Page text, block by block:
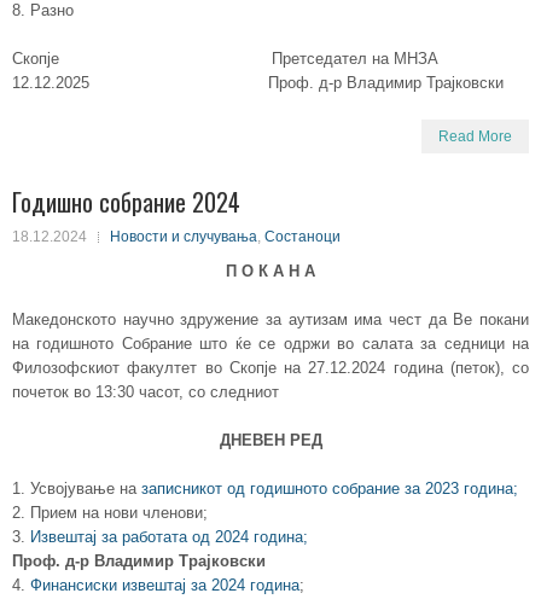
8. Разно
Скопје Претседател на МНЗА
12.12.2025 Проф. д-р Владимир Трајковски
Read More
Годишно собрание 2024
18.12.2024 Новости и случувања, Состаноци
П О К А Н А
Македонското научно здружение за аутизам има чест да Ве покани
на годишното Собрание што ќе се одржи во салата за седници на
Филозофскиот факултет во Скопје на 27.12.2024 година (петок), со
почеток во 13:30 часот, со следниот
ДНЕВЕН РЕД
1. Усвојување на записникот од годишното собрание за 2023 година;
2. Прием на нови членови;
3. Извештај за работата од 2024 година;
Проф. д-р Владимир Трајковски
4. Финансиски извештај за 2024 година;